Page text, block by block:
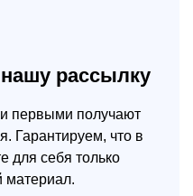
рассылку
первыми получают
Гарантируем, что в
для себя только
материал.